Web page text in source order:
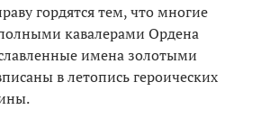
гордятся тем, что многие
кавалерами Ордена
имена золотыми
в летопись героических